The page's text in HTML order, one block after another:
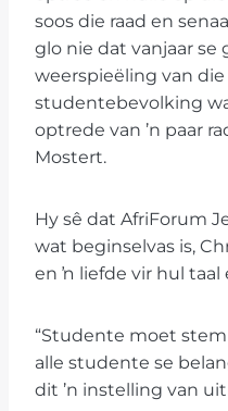
soos die raad en
glo nie dat vanjaar se
weerspieëling van
studentebevolking
optrede van ’n paar
Mostert.
Hy sê dat AfriForum
wat beginselvas is,
en ŉ liefde vir hul
“Studente moet
alle studente se
dit ’n instelling van